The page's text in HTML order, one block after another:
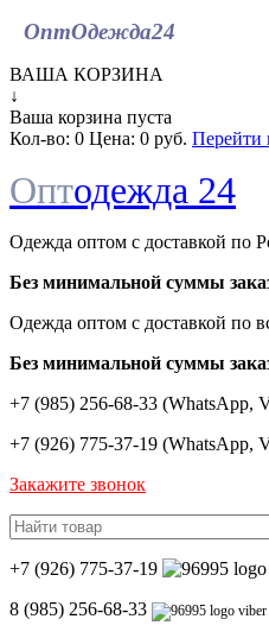
ОптОдежда24
ВАША КОРЗИНА
↓
Ваша корзина пуста
Кол-во: 0 Цена: 0 руб. Перейти
Оптодежда 24
Одежда оптом с доставкой по
Без минимальной суммы
Одежда оптом c доставкой по
Без минимальной суммы
+7 (985) 256-68-33 (WhatsApp,
+7 (926) 775-37-19 (WhatsApp,
Закажите звонок
+7 (926) 775-37-19
8 (985) 256-68-33